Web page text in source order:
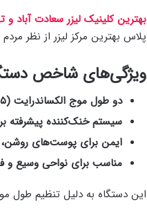
بهترین کلینیک لیزر سعادت آباد و
پلاس بهترین مرکز لیزر از نظر مردم تهران
ویژگی‌های شاخص
دو طول موج الکساندرایت (۷۵۵ نانومتر) و Nd:YAG (۱۰۶۴ نانومتر) برای انواع پوست‌ها
سیستم خنک‌کننده پیشرفته
ایمن برای پوست‌های
مناسب برای نواحی وسیع و
این دستگاه به دلیل تنظیم طول